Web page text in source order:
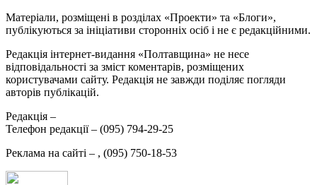
Матеріали, розміщені в розділах «Проекти» та «Блоги»,
публікуються за ініціативи сторонніх осіб і не є редакційними.
Редакція інтернет-видання «Полтавщина» не несе
відповідальності за зміст коментарів, розміщених
користувачами сайту. Редакція не завжди поділяє погляди
авторів публікацій.
Редакція –
Телефон редакції – (095) 794-29-25
Реклама на сайті – , (095) 750-18-53